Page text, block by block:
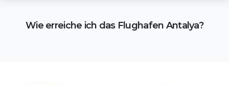
Wie erreiche ich das Flughafen Antalya?